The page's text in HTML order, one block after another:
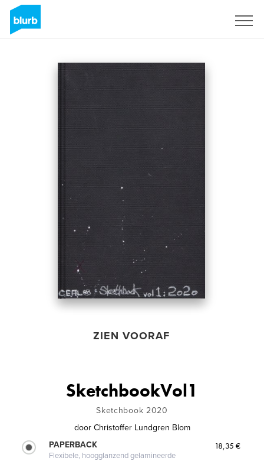
ZIEN VOORAF
SketchbookVol1
Sketchbook 2020
door Christoffer Lundgren Blom
PAPERBACK
Flexibele, hoogglanzend gelamineerde
18,35 €